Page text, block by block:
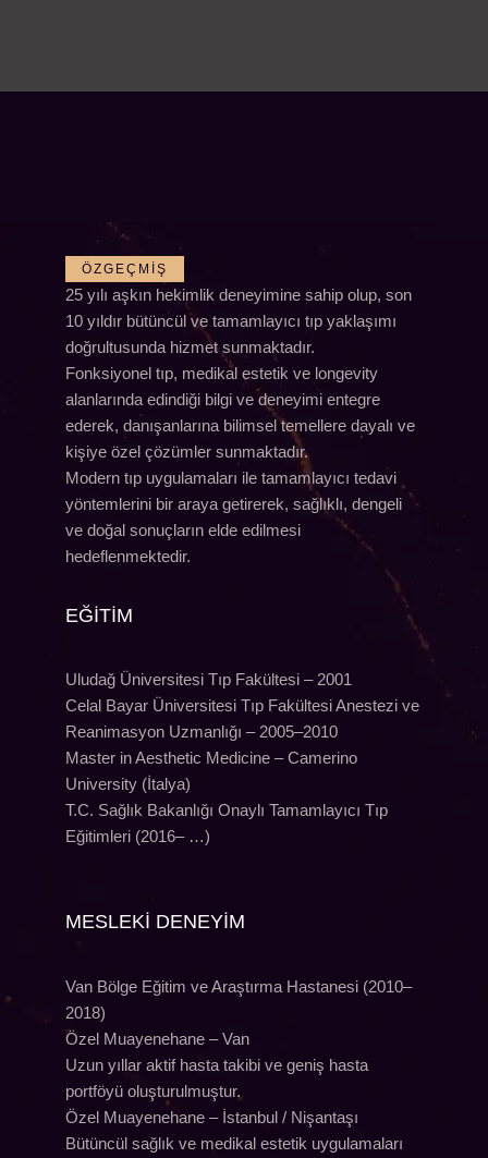
ÖZGEÇMIŞ
25 yılı aşkın hekimlik deneyimine sahip olup, son
10 yıldır bütüncül ve tamamlayıcı tıp yaklaşımı
doğrultusunda hizmet sunmaktadır.
Fonksiyonel tıp, medikal estetik ve longevity
alanlarında edindiği bilgi ve deneyimi entegre
ederek, danışanlarına bilimsel temellere dayalı ve
kişiye özel çözümler sunmaktadır.
Modern tıp uygulamaları ile tamamlayıcı tedavi
yöntemlerini bir araya getirerek, sağlıklı, dengeli
ve doğal sonuçların elde edilmesi
hedeflenmektedir.
EĞİTİM
Uludağ Üniversitesi Tıp Fakültesi – 2001
Celal Bayar Üniversitesi Tıp Fakültesi Anestezi ve
Reanimasyon Uzmanlığı – 2005–2010
Master in Aesthetic Medicine – Camerino
University (İtalya)
T.C. Sağlık Bakanlığı Onaylı Tamamlayıcı Tıp
Eğitimleri (2016– …)
MESLEKİ DENEYİM
Van Bölge Eğitim ve Araştırma Hastanesi (2010–
2018)
Özel Muayenehane – Van
Uzun yıllar aktif hasta takibi ve geniş hasta
portföyü oluşturulmuştur.
Özel Muayenehane – İstanbul / Nişantaşı
Bütüncül sağlık ve medikal estetik uygulamaları